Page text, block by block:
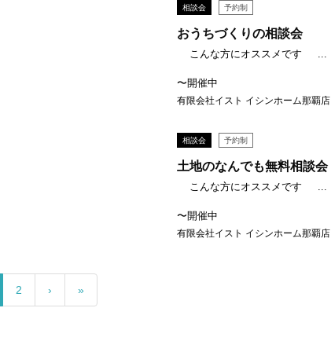
相談会 予約制
おうちづくりの相談会
こんな方にオススメです ...
〜開催中
有限会社イスト イシンホーム那覇店
相談会 予約制
土地のなんでも無料相談会
こんな方にオススメです ...
〜開催中
有限会社イスト イシンホーム那覇店
2 › »